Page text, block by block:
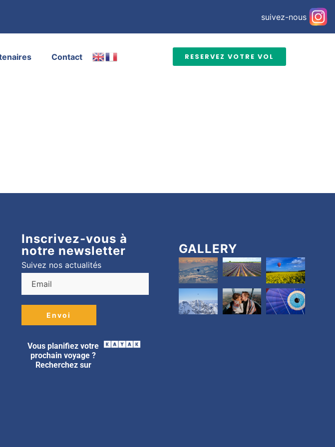
suivez-nous
Contact RESERVEZ VOTRE VOL
Inscrivez-vous à
notre newsletter
Suivez nos actualités
Vous planifiez votre
prochain voyage ?
Recherchez sur
GALLERY